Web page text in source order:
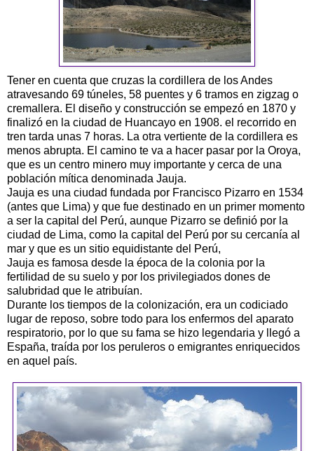
Tener en cuenta que cruzas la cordillera de los Andes
atravesando 69 túneles, 58 puentes y 6 tramos en zigzag o
cremallera. El diseño y construcción se empezó en 1870 y
finalizó en la ciudad de Huancayo en 1908. el recorrido en
tren tarda unas 7 horas. La otra vertiente de la cordillera es
menos abrupta. El camino te va a hacer pasar por la Oroya,
que es un centro minero muy importante y cerca de una
población mítica denominada Jauja.
Jauja es una ciudad fundada por Francisco Pizarro en 1534
(antes que Lima) y que fue destinado en un primer momento
a ser la capital del Perú, aunque Pizarro se definió por la
ciudad de Lima, como la capital del Perú por su cercanía al
mar y que es un sitio equidistante del Perú,
Jauja es famosa desde la época de la colonia por la
fertilidad de su suelo y por los privilegiados dones de
salubridad que le atribuían.
Durante los tiempos de la colonización, era un codiciado
lugar de reposo, sobre todo para los enfermos del aparato
respiratorio, por lo que su fama se hizo legendaria y llegó a
España, traída por los peruleros o emigrantes enriquecidos
en aquel país.